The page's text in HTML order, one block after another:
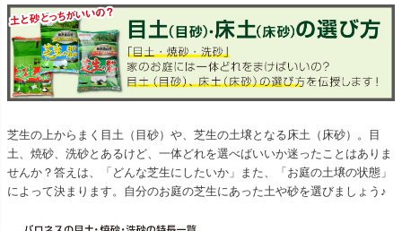
芝生の上からまく目土（目砂）や、芝生の土壌となる床土（床砂）。目
土、焼砂、洗砂とあるけど、一体どれを選べばいいか迷ったことはありま
せんか？答えは、「どんな芝生にしたいか」また、「お庭の土壌の状態」
によって決まります。自分のお庭の芝生にあった土や砂を選びましょう♪